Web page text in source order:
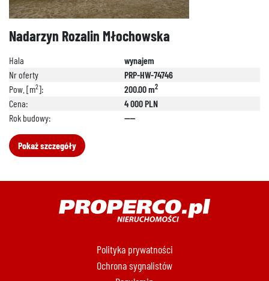
Nadarzyn Rozalin Młochowska
Hala
wynajem
Nr oferty
PRP-HW-74746
Pow. [m2]: 200.00 m2
Cena:
4 000 PLN
Rok budowy:
----
Pokaż szczegóły
Polityka prywatności
Ochrona sygnalistów